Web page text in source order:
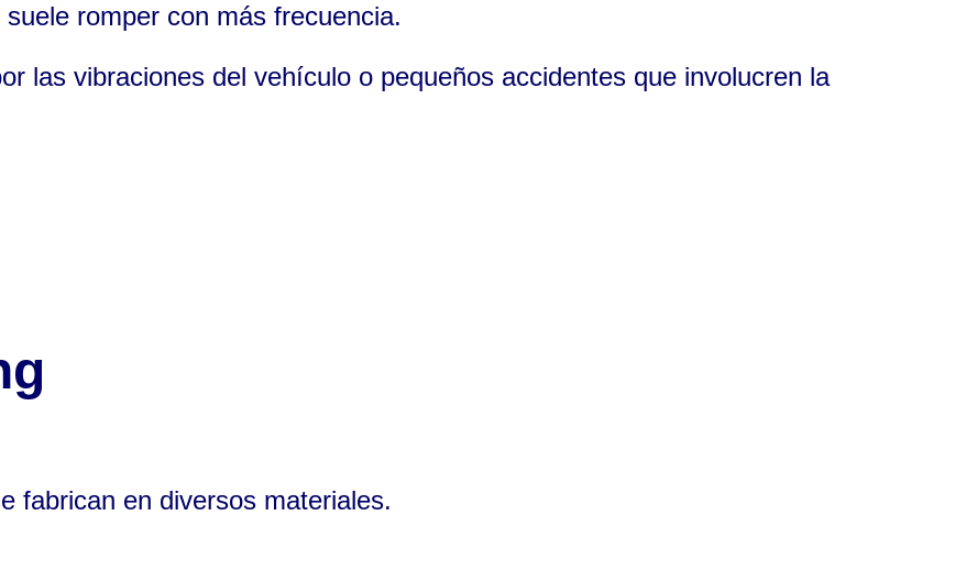
romper con más frecuencia.
las vibraciones del vehículo o pequeños accidentes que involucren la
fabrican en diversos materiales.